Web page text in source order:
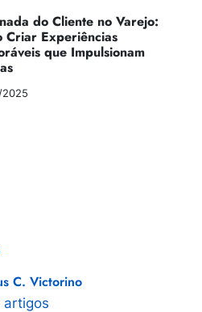
do Cliente no Varejo:
Criar Experiências
que Impulsionam
C. Victorino
artigos